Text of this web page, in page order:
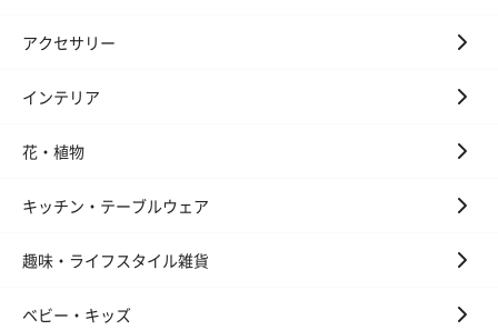
ハンドタオル・ハンカチを同梱してお届けいたします。ギフトへ
アクセサリー
インテリア
花・植物
キッチン・テーブルウェア
趣味・ライフスタイル雑貨
ベビー・キッズ